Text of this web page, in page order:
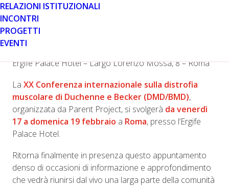
RELAZIONI ISTITUZIONALI
INCONTRI
PROGETTI
EVENTI
3 intense giornate di approfondimento sulla distrofia
muscolare di Duchenne e Becker
Dal 17 al 19 febbraio 2023
Ergife Palace Hotel – Largo Lorenzo Mossa, 8 – Roma
La XX Conferenza internazionale sulla distrofia
muscolare di Duchenne e Becker (DMD/BMD),
organizzata da Parent Project, si svolgerà da venerdì
17 a domenica 19 febbraio a Roma, presso l’Ergife
Palace Hotel.
Ritorna finalmente in presenza questo appuntamento
denso di occasioni di informazione e approfondimento
che vedrà riunirsi dal vivo una larga parte della comunità